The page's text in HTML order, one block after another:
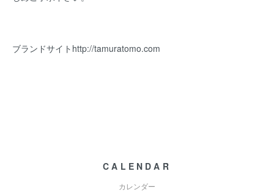
ブランドサイト http://tamuratomo.com
CALENDAR
カレンダー